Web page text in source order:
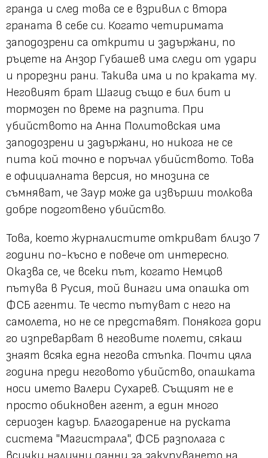
гранда и след това се е взривил с втора
граната в себе си. Когато четиримата
заподозрени са открити и задържани, по
ръцете на Анзор Губашев има следи от удари
и прорезни рани. Такива има и по краката му.
Неговият брат Шагид също е бил бит и
тормозен по време на разпита. При
убийството на Анна Политовская има
заподозрени и задържани, но никога не се
пита кой точно е поръчал убийството. Това
е официалната версия, но мнозина се
съмняват, че Заур може да извърши толкова
добре подготвено убийство.
Това, което журналистите откриват близо 7
години по-късно е повече от интересно.
Оказва се, че всеки път, когато Немцов
пътува в Русия, той винаги има опашка от
ФСБ агенти. Те често пътуват с него на
самолета, но не се представят. Понякога дори
го изпреварват в неговите полети, сякаш
знаят всяка една негова стъпка. Почти цяла
година преди неговото убийство, опашката
носи името Валери Сухарев. Същият не е
просто обикновен агент, а един много
сериозен кадър. Благодарение на руската
система "Магистрала", ФСБ разполага с